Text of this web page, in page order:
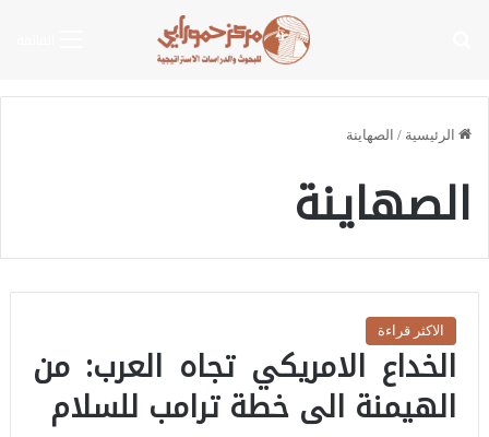
الرئيسية / الصهاينة
الصهاينة
الاكثر قراءة
الخداع الامريكي تجاه العرب: من
الهيمنة الى خطة ترامب للسلام